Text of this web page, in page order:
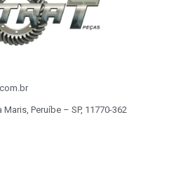
Maris, Peruíbe – SP, 11770-362